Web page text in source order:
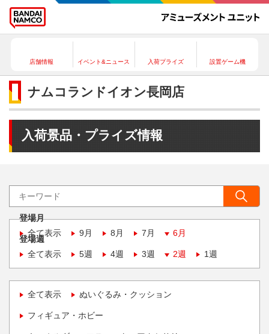
店舗情報 イベント&ニュース 入荷プライズ 設置ゲーム機
ナムコランドイオン長岡店
入荷景品・プライズ情報
登場月
全て表示
9月 8月 7月 6月
登場週
全て表示
5週 4週 3週 2週 1週
全て表示 ぬいぐるみ・クッション
フィギュア・ホビー